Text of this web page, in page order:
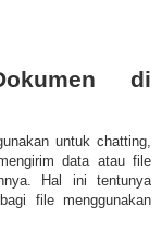
di
untuk chatting,
data atau file
Hal ini tentunya
file menggunakan